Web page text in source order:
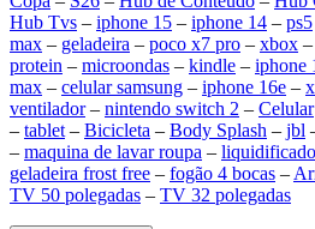
Hub Tvs – iphone 15 – iphone 14 – ps5
max – geladeira – poco x7 pro – xbox –
protein – microondas – kindle – iphone
max – celular samsung – iphone 16e –
ventilador– nintendo switch 2 – Celular
– tablet – Bicicleta – Body Splash – jbl
– maquina de lavar roupa –
geladeira frost free – fogão 4 bocas –
TV 50 polegadas – TV 32 polegadas